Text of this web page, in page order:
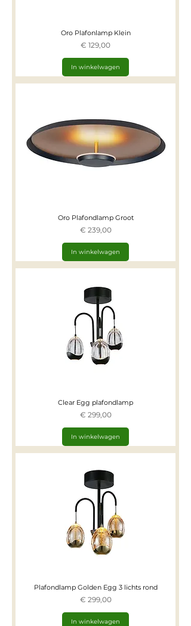
Oro Plafonlamp Klein
Prijs
€ 129,00
In winkelwagen
Oro Plafondlamp Groot
Prijs
€ 239,00
In winkelwagen
Clear Egg plafondlamp
Prijs
€ 299,00
In winkelwagen
Plafondlamp Golden Egg 3 lichts rond
Prijs
€ 299,00
In winkelwagen